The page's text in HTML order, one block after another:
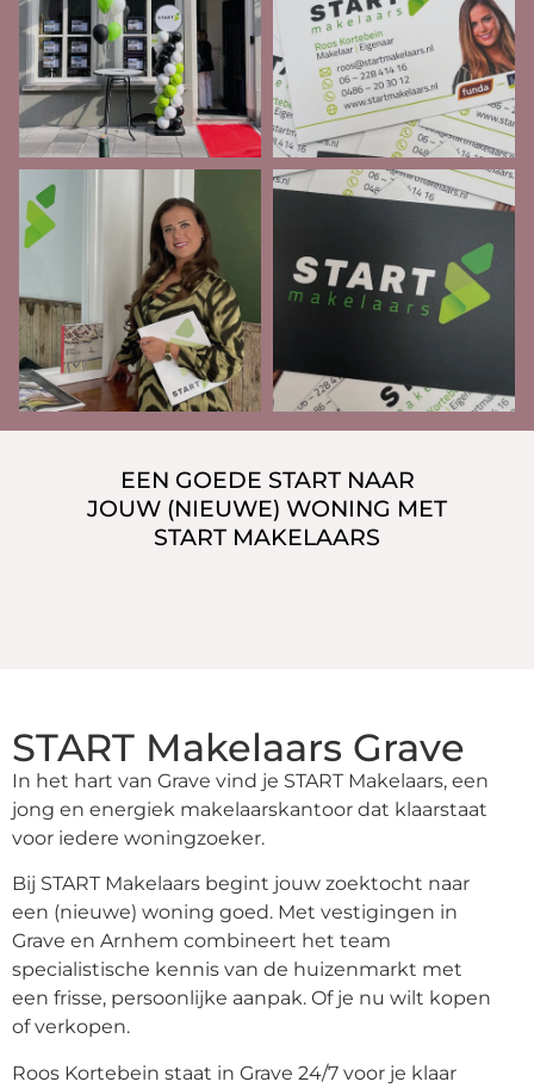
EEN GOEDE START NAAR
JOUW (NIEUWE) WONING MET
START MAKELAARS
START Makelaars Grave
In het hart van Grave vind je START Makelaars, een
jong en energiek makelaarskantoor dat klaarstaat
voor iedere woningzoeker.
Bij START Makelaars begint jouw zoektocht naar
een (nieuwe) woning goed. Met vestigingen in
Grave en Arnhem combineert het team
specialistische kennis van de huizenmarkt met
een frisse, persoonlijke aanpak. Of je nu wilt kopen
of verkopen.
Roos Kortebein staat in Grave 24/7 voor je klaar